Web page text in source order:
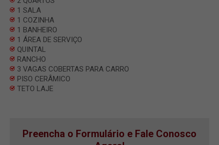
1 SALA
1 COZINHA
1 BANHEIRO
1 ÁREA DE SERVIÇO
QUINTAL
RANCHO
3 VAGAS COBERTAS PARA CARRO
PISO CERÂMICO
TETO LAJE
Preencha o Formulário e Fale Conosco